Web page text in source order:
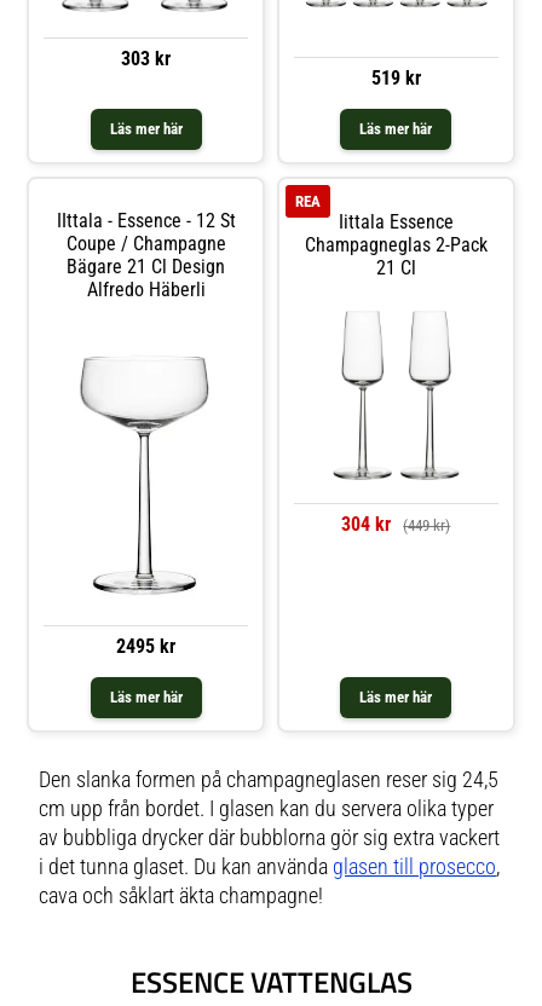
303 kr
Läs mer här
519 kr
Läs mer här
IIttala - Essence - 12 St
Coupe / Champagne
Bägare 21 Cl Design
Alfredo Häberli
2495 kr
Läs mer här
Iittala Essence
Champagneglas 2-Pack
21 Cl
REA
304 kr (449 kr)
Läs mer här
Den slanka formen på champagneglasen reser sig 24,5
cm upp från bordet. I glasen kan du servera olika typer
av bubbliga drycker där bubblorna gör sig extra vackert
i det tunna glaset. Du kan använda glasen till prosecco,
cava och såklart äkta champagne!
ESSENCE VATTENGLAS